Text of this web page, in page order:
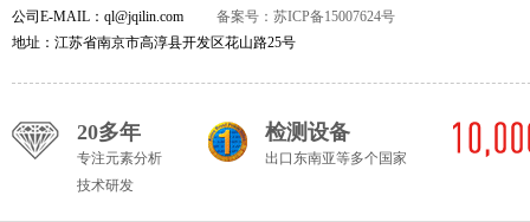
公司E-MAIL：ql@jqilin.com
备案号：苏ICP备15007624号
地址：江苏省南京市高淳县开发区花山路25号
20多年
专注元素分析
技术研发
检测设备
出口东南亚等多个国家